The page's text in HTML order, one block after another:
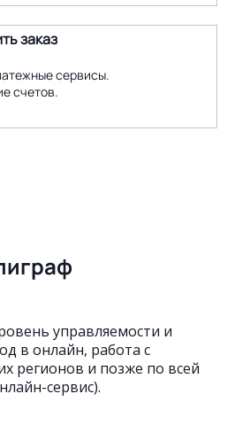
заказ
сервисы.
счетов.
управляемости и
в онлайн, работа с
регионов и позже по всей
сервис).